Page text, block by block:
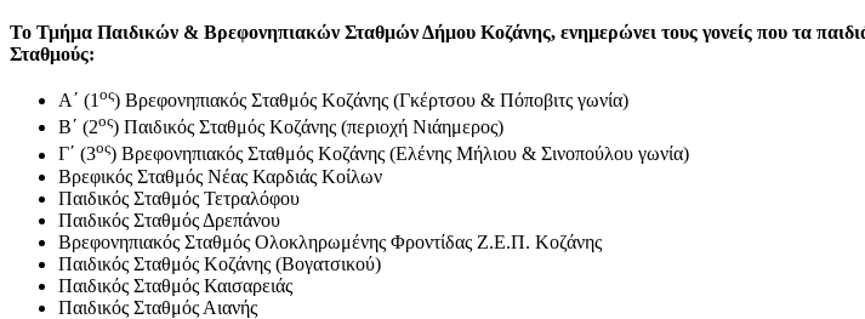
Το Τμήμα Παιδικών & Βρεφονηπιακών Σταθμών Δήμου Κοζάνης, ενημερώνει τους γονείς που τα
Σταθμούς:
Α΄ (1 ος) Βρεφονηπιακός Σταθμός Κοζάνης (Γκέρτσου & Πόποβιτς γωνία)
Β΄ (2ος) Παιδικός Σταθμός Κοζάνης (περιοχή Νιάημερος)
Γ΄ (3ος) Βρεφονηπιακός Σταθμός Κοζάνης (Ελένης Μήλιου & Σινοπούλου γωνία)
Βρεφικός Σταθμός Νέας Καρδιάς Κοίλων
Παιδικός Σταθμός Τετραλόφου
Παιδικός Σταθμός Δρεπάνου
Βρεφονηπιακός Σταθμός Ολοκληρωμένης Φροντίδας Ζ.Ε.Π. Κοζάνης
Παιδικός Σταθμός Κοζάνης (Βογατσικού)
Παιδικός Σταθμός Καισαρειάς
Παιδικός Σταθμός Αιανής